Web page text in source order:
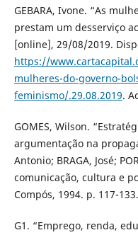
GEBARA, Ivone. “As
prestam um desserviço
[online], 29/08/2019.
https://
mulheres-do-governo-
feminismo/.29.08.2019.
GOMES, Wilson.
argumentação na
Antonio; BRAGA, José;
comunicação, cultura e
Compós, 1994. p. 117-133.
G1. “Emprego, renda,